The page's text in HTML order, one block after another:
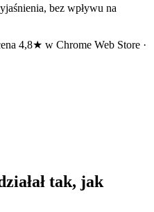
bez wpływu na
4,8★ w Chrome Web Store ·
tak, jak